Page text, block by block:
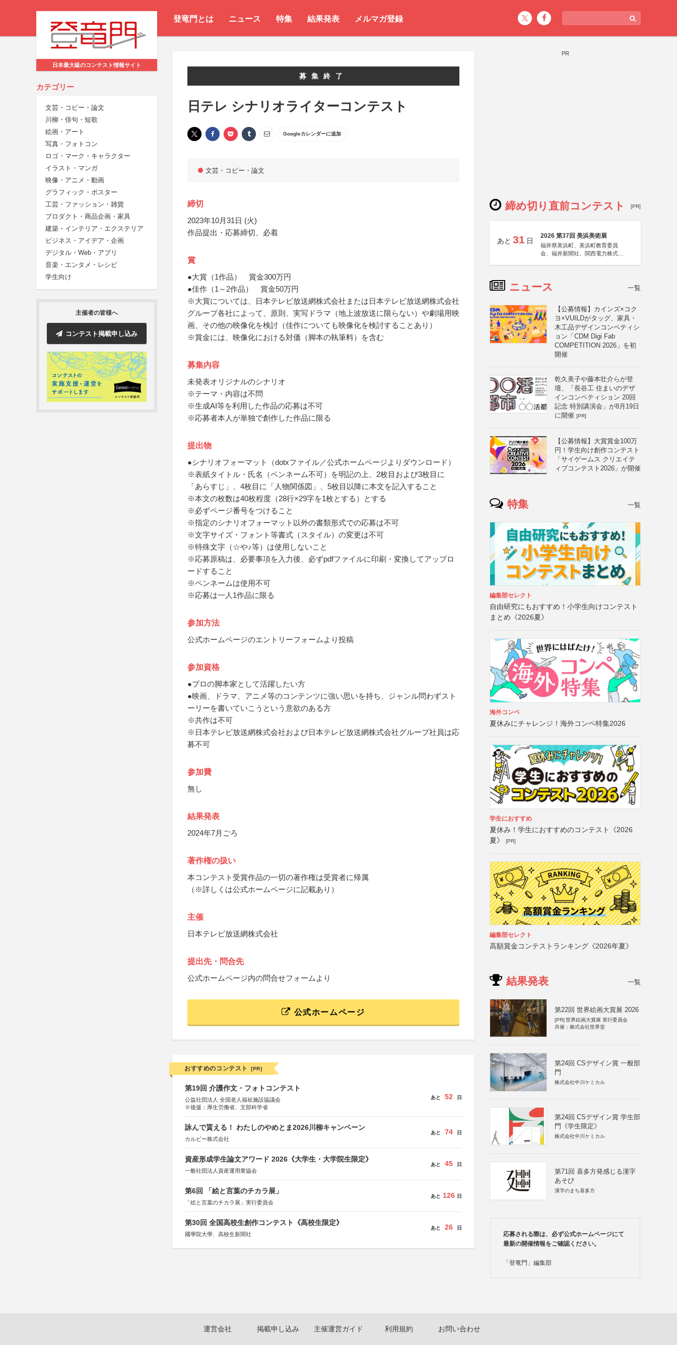
登竜門とは ニュース 特集 結果発表 メルマガ登録
日本最大級のコンテスト情報サイト
カテゴリー
文芸・コピー・論文
川柳・俳句・短歌
絵画・アート
写真・フォトコン
ロゴ・マーク・キャラクター
イラスト・マンガ
映像・アニメ・動画
グラフィック・ポスター
工芸・ファッション・雑貨
プロダクト・商品企画・家具
建築・インテリア・エクステリア
ビジネス・アイデア・企画
デジタル・Web・アプリ
音楽・エンタメ・レシピ
学生向け
主催者の皆様へ
コンテスト掲載申し込み
募集終了
日テレ シナリオライターコンテスト
Googleカレンダーに追加
文芸・コピー・論文
締切
2023年10月31日 (火)
作品提出・応募締切、必着
賞
●大賞（1作品） 賞金300万円
●佳作（1～2作品） 賞金50万円
※大賞については、日本テレビ放送網株式会社または日本テレビ放送網株式会社
グループ各社によって、原則、実写ドラマ（地上波放送に限らない）や劇場用映
画、その他の映像化を検討（佳作についても映像化を検討することあり）
※賞金には、映像化における対価（脚本の執筆料）を含む
募集内容
未発表オリジナルのシナリオ
※テーマ・内容は不問
※生成AI等を利用した作品の応募は不可
※応募者本人が単独で創作した作品に限る
提出物
●シナリオフォーマット（dotxファイル／公式ホームページよりダウンロード）
※表紙タイトル・氏名（ペンネーム不可）を明記の上、2枚目および3枚目に
「あらすじ」、4枚目に「人物関係図」、5枚目以降に本文を記入すること
※本文の枚数は40枚程度（28行×29字を1枚とする）とする
※必ずページ番号をつけること
※指定のシナリオフォーマット以外の書類形式での応募は不可
※文字サイズ・フォント等書式（スタイル）の変更は不可
※特殊文字（☆や♪等）は使用しないこと
※応募原稿は、必要事項を入力後、必ずpdfファイルに印刷・変換してアップロ
ードすること
※ペンネームは使用不可
※応募は一人1作品に限る
参加方法
公式ホームページのエントリーフォームより投稿
参加資格
●プロの脚本家として活躍したい方
●映画、ドラマ、アニメ等のコンテンツに強い思いを持ち、ジャンル問わずスト
ーリーを書いていこうという意欲のある方
※共作は不可
※日本テレビ放送網株式会社および日本テレビ放送網株式会社グループ社員は応
募不可
参加費
無し
結果発表
2024年7月ごろ
著作権の扱い
本コンテスト受賞作品の一切の著作権は受賞者に帰属
（※詳しくは公式ホームページに記載あり）
主催
日本テレビ放送網株式会社
提出先・問合先
公式ホームページ内の問合せフォームより
公式ホームページ
おすすめのコンテスト [PR]
第19回 介護作文・フォトコンテスト
公益社団法人 全国老人福祉施設協議会
※後援：厚生労働省、文部科学省
あと 52 日
詠んで貰える！ わたしのやめとま2026川柳キャンペーン
カルビー株式会社
あと 74 日
資産形成学生論文アワード 2026《大学生・大学院生限定》
一般社団法人資産運用業協会
あと 45 日
第6回 「絵と言葉のチカラ展」
「絵と言葉のチカラ展」実行委員会
あと 126 日
第30回 全国高校生創作コンテスト《高校生限定》
國學院大學、高校生新聞社
あと 26 日
PR
締め切り直前コンテスト [PR]
あと 31 日
2026 第37回 美浜美術展
福井県美浜町、美浜町教育委員
会、福井新聞社、関西電力株式会
ニュース 一覧
【公募情報】カインズ×コク
ヨ×VUILDがタッグ、家具・
木工品デザインコンペティシ
ョン「CDM Digi Fab
COMPETITION 2026」を初
開催
乾久美子や藤本壮介らが登
壇、「長谷工 住まいのデザ
インコンペティション 20回
記念 特別講演会」が8月19日
に開催 [PR]
【公募情報】大賞賞金100万
円！学生向け創作コンテスト
「サイゲームス クリエイテ
ィブコンテスト2026」が開催
特集 一覧
編集部セレクト
自由研究にもおすすめ！小学生向けコンテスト
まとめ《2026夏》
海外コンペ
夏休みにチャレンジ！海外コンペ特集2026
学生におすすめ
夏休み！学生におすすめのコンテスト《2026
夏》
[PR]
編集部セレクト
高額賞金コンテストランキング《2026年夏》
結果発表 一覧
第22回 世界絵画大賞展 2026
[PR] 世界絵画大賞展 実行委員会
共催：株式会社世界堂
第24回 CSデザイン賞 一般部
門
株式会社中川ケミカル
第24回 CSデザイン賞 学生部
門《学生限定》
株式会社中川ケミカル
第71回 喜多方発感じる漢字
あそび
漢字のまち喜多方
応募される際は、必ず公式ホームページにて
最新の開催情報をご確認ください。
「登竜門」編集部
運営会社 掲載申し込み 主催運営ガイド 利用規約 お問い合わせ